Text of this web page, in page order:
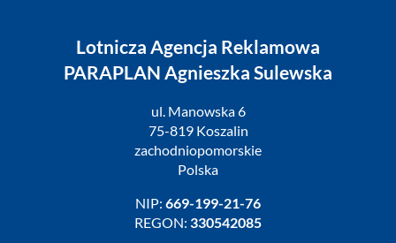
Lotnicza Agencja Reklamowa
PARAPLAN Agnieszka Sulewska
ul. Manowska 6
75-819 Koszalin
zachodniopomorskie
Polska
NIP: 669-199-21-76
REGON: 330542085